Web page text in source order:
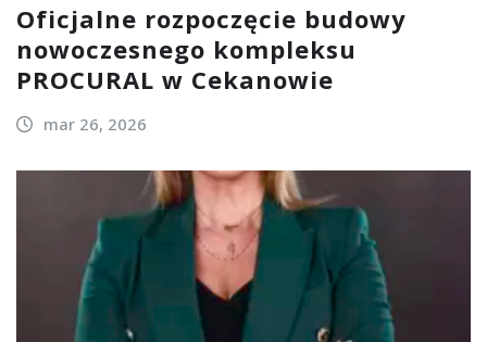
Oficjalne rozpoczęcie budowy
nowoczesnego kompleksu
PROCURAL w Cekanowie
mar 26, 2026